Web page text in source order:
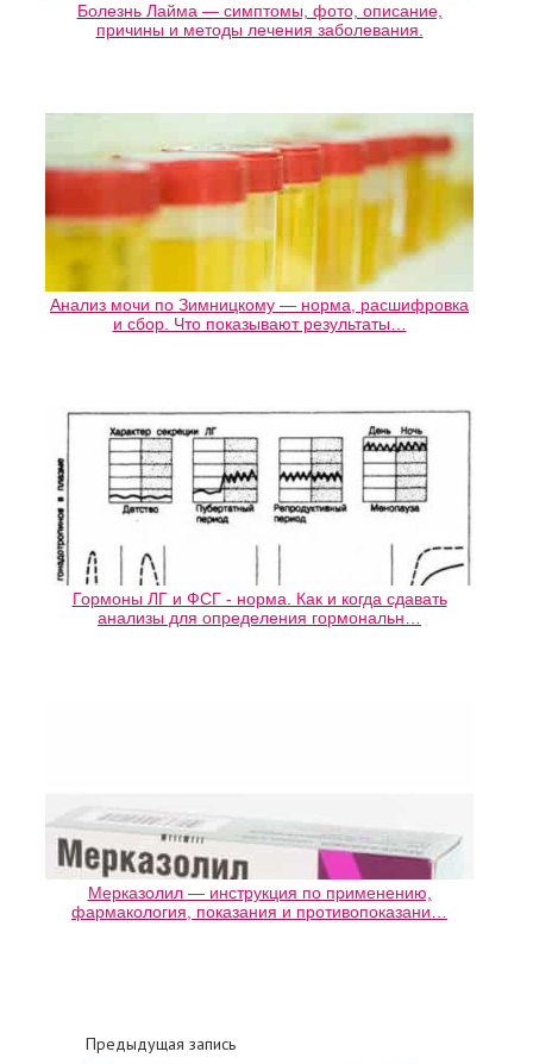
Болезнь Лайма — симптомы, фото, описание,
причины и методы лечения заболевания.
Анализ мочи по Зимницкому — норма, расшифровка
и сбор. Что показывают результаты…
Гормоны ЛГ и ФСГ - норма. Как и когда сдавать
анализы для определения гормональн…
Мерказолил — инструкция по применению,
фармакология, показания и противопоказани…
Предыдущая запись